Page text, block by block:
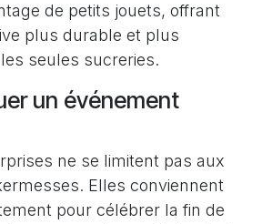
de petits jouets, offrant
plus durable et plus
seules sucreries.
un événement
ne se limitent pas aux
Elles conviennent
pour célébrer la fin de